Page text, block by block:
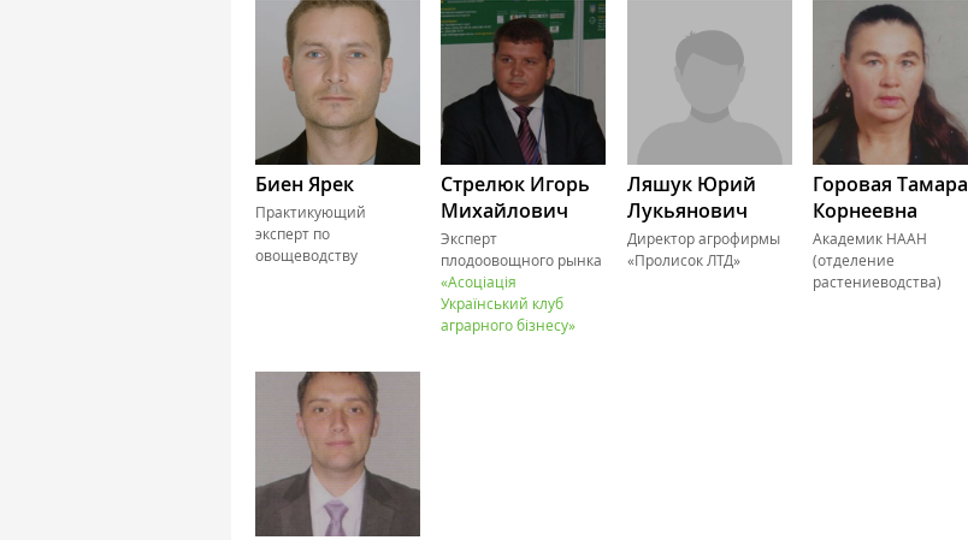
Биен Ярек
Практикующий
эксперт по
овощеводству
Стрелюк Игорь
Михайлович
Эксперт
плодоовощного рынка
«Асоціація
Український клуб
аграрного бізнесу»
Ляшук Юрий
Лукьянович
Директор агрофирмы
«Пролисок ЛТД»
Горовая Тамара
Корнеевна
Академик НААН
(отделение
растениеводства)